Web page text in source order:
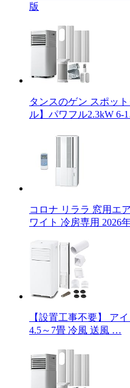
版
タンスのゲン スポッ
ル】パワフル2.3kW 6-
コロナ リララ 窓用エ
ワイト 冷房専用 2026
【設置工事不要】 ア
4.5～7畳 冷風 送風 …